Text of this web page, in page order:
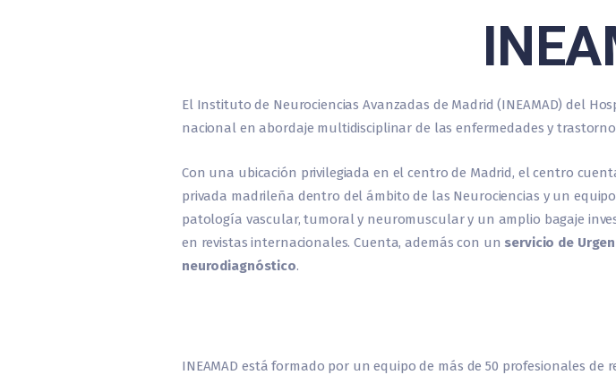
El Instituto de Neurociencias Avanzadas de Madrid (INEAMAD) del
nacional en abordaje multidisciplinar de las enfermedades y
Con una ubicación privilegiada en el centro de Madrid, el centro
privada madrileña dentro del ámbito de las Neurociencias y un
patología vascular, tumoral y neuromuscular y un amplio bagaje
en revistas internacionales. Cuenta, además con un servicio de
neurodiagnóstico.
INEAMAD está formado por un equipo de más de 50 profesionales